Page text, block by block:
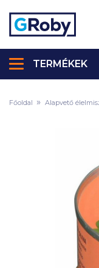
TERMÉKEK
Főoldal Alapvető